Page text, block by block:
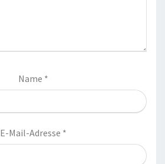
Name *
E-Mail-Adresse *